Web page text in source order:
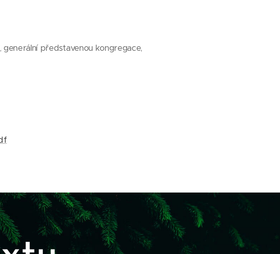
generální představenou kongregace,